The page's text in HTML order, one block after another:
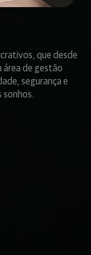
que desde
área de gestão
segurança e
sonhos.